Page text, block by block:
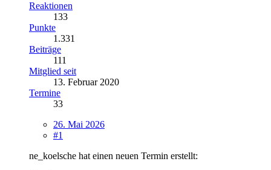
Reaktionen
133
Punkte
1.331
Beiträge
111
Mitglied seit
13. Februar 2020
Termine
33
26. Mai 2026
#1
ne_koelsche hat einen neuen Termin erstellt: